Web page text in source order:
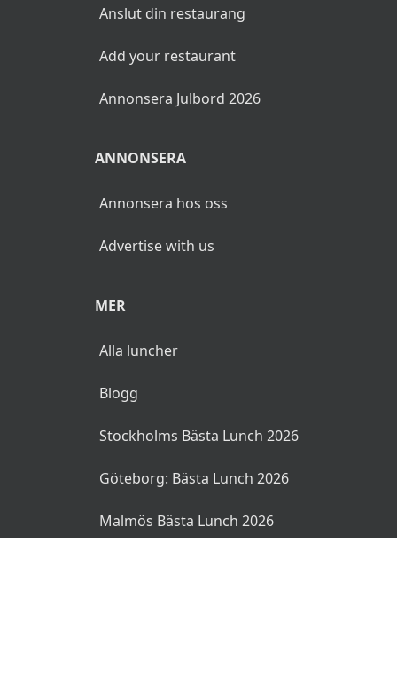
Anslut din restaurang
Add your restaurant
Annonsera Julbord 2026
ANNONSERA
Annonsera hos oss
Advertise with us
MER
Alla luncher
Blogg
Stockholms Bästa Lunch 2026
Göteborg: Bästa Lunch 2026
Malmös Bästa Lunch 2026